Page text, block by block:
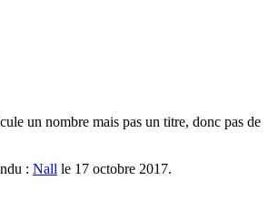
un nombre mais pas un titre, donc pas de
: Nall le 17 octobre 2017.